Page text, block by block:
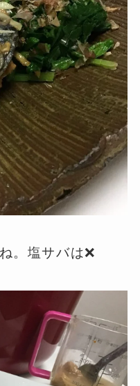
。塩サバは❌